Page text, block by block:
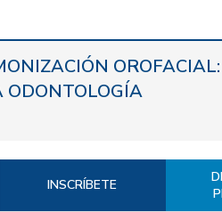
ODONTOLOGÍA
INSCRÍBETE